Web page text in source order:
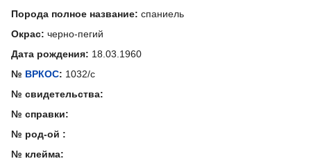
Порода полное название: спаниель
Окрас: черно-пегий
Дата рождения: 18.03.1960
№ ВРКОС: 1032/с
№ свидетельства:
№ справки:
№ род-ой :
№ клейма: